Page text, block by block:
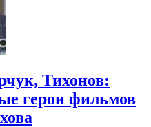
Тихонов:
герои фильмов